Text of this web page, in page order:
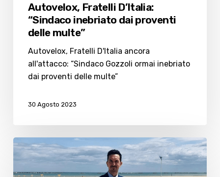
Autovelox, Fratelli D’Italia:
“Sindaco inebriato dai proventi
delle multe”
Autovelox, Fratelli D'Italia ancora
all'attacco: “Sindaco Gozzoli ormai inebriato
dai proventi delle multe”
30 Agosto 2023
Gozzoli:
“A